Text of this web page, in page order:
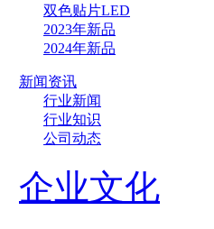
双色贴片LED
2023年新品
2024年新品
新闻资讯
行业新闻
行业知识
公司动态
企业文化